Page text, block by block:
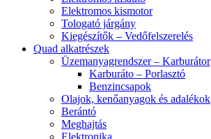
Elektromos kismotor
Tologató járgány
Kiegészítők – Vedőfelszerelés
Quad alkatrészek
Üzemanyagrendszer – Karburátor
Karburáto – Porlasztó
Benzincsapok
Olajok, kenőanyagok és adalékok
Berántó
Meghajtás
Elektronika